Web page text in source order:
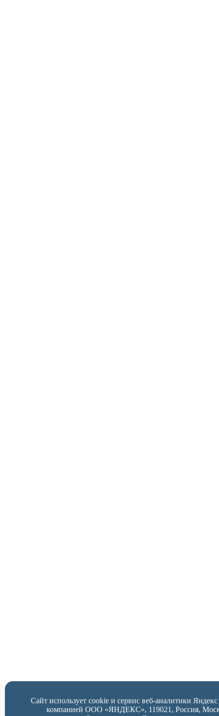
Сайт использует cookie и сервис веб-аналитики
компанией ООО «ЯНДЕКС», 119021, Россия,